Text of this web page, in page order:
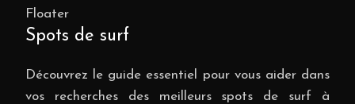
Floater
Spots de surf
Découvrez le guide essentiel pour vous aider dans
vos recherches des meilleurs spots de surf à